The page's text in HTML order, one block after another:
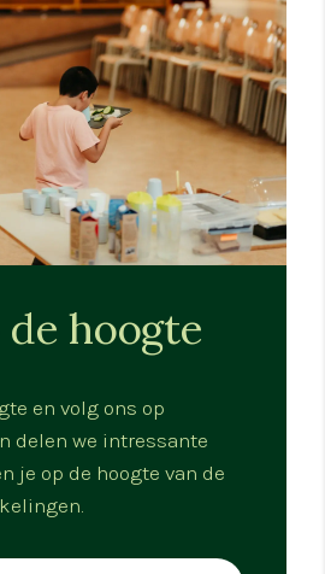
hoogte
en volg ons op
delen we intressante
je op de hoogte van de